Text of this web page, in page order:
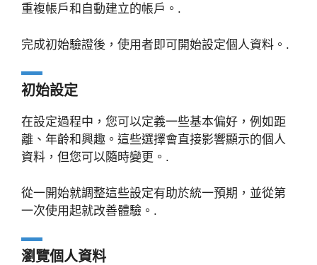
重複帳戶和自動建立的帳戶。.
完成初始驗證後，使用者即可開始設定個人資料。.
初始設定
在設定過程中，您可以定義一些基本偏好，例如距
離、年齡和興趣。這些選擇會直接影響顯示的個人
資料，但您可以隨時變更。.
從一開始就調整這些設定有助於統一預期，並從第
一次使用起就改善體驗。.
瀏覽個人資料